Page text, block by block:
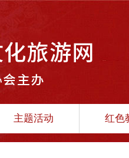
主题活动 红色